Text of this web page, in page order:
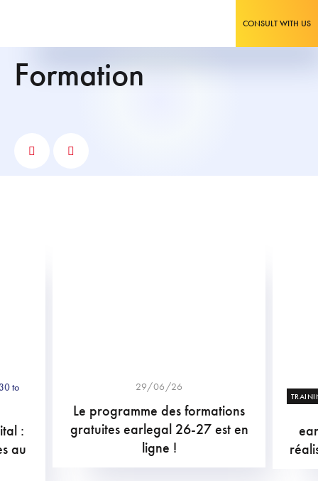
CONSULT WITH US
formation
to
:
au
29/06/26
Le programme des formations
gratuites earlegal 26-27 est en
ligne !